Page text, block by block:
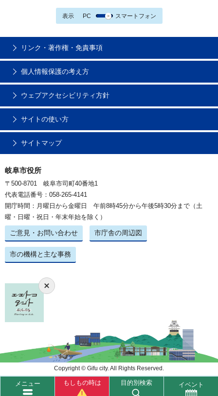
表示 PC スマートフォン
メニュー もしもの時は 目的別検索 イベント
リンク・著作権・免責事項
個人情報保護の考え方
ウェブアクセシビリティ方針
サイトの使い方
サイトマップ
岐阜市役所
〒500-8701 岐阜市司町40番地1
代表電話番号：058-265-4141
開庁時間：月曜日から金曜日 午前8時45分から午後5時30分まで（土
曜・日曜・祝日・年末年始を除く）
ご意見・お問い合わせ 市庁舎の周辺図
市の機構と主な事務
Copyright © Gifu city. All Rights Reserved.